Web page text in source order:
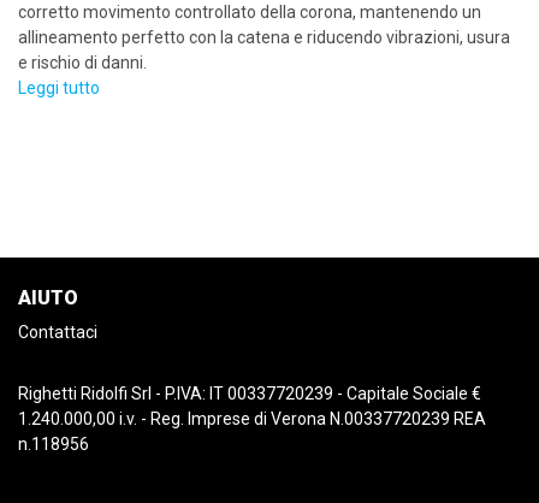
corretto movimento controllato della corona, mantenendo un
allineamento perfetto con la catena e riducendo vibrazioni, usura
e rischio di danni.
Leggi tutto
AIUTO
Contattaci
Righetti Ridolfi Srl - P.IVA: IT 00337720239 - Capitale Sociale €
1.240.000,00 i.v. - Reg. Imprese di Verona N.00337720239 REA
n.118956